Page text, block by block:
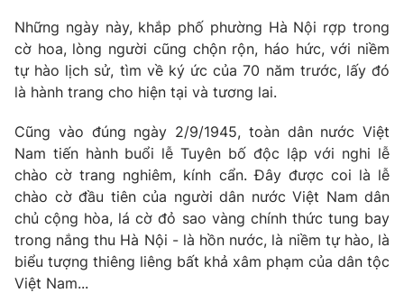
Phim VTV
Hậu trường
Nhân vật
Khán giả
Giải sao mai
Giải trí
Điện ảnh
Sao
Đời sống
Du lịch
Làm đẹp
Chất lượng cuộc sống
Giáo dục
Tuyển sinh
Học trực tuyến
Công nghệ
Hitech Công nghệ tương lai
Sản phẩm
Giao lưu trực tuyến
Những ngày này, khắp phố phường Hà Nội rợp trong
cờ hoa, lòng người cũng chộn rộn, háo hức, với niềm
tự hào lịch sử, tìm về ký ức của 70 năm trước, lấy đó
là hành trang cho hiện tại và tương lai.
Cũng vào đúng ngày 2/9/1945, toàn dân nước Việt
Nam tiến hành buổi lễ Tuyên bố độc lập với nghi lễ
chào cờ trang nghiêm, kính cẩn. Đây được coi là lễ
chào cờ đầu tiên của người dân nước Việt Nam dân
chủ cộng hòa, lá cờ đỏ sao vàng chính thức tung bay
trong nắng thu Hà Nội - là hồn nước, là niềm tự hào, là
biểu tượng thiêng liêng bất khả xâm phạm của dân tộc
Việt Nam...